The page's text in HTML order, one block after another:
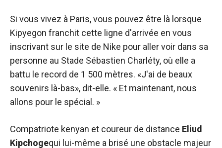
Si vous vivez à Paris, vous pouvez être là lorsque
Kipyegon franchit cette ligne d'arrivée en vous
inscrivant sur le site de Nike pour aller voir dans sa
personne au Stade Sébastien Charléty, où elle a
battu le record de 1 500 mètres. «J'ai de beaux
souvenirs là-bas», dit-elle. « Et maintenant, nous
allons pour le spécial. »
Compatriote kenyan et coureur de distance Eliud
Kipchogequi lui-même a brisé une obstacle majeur